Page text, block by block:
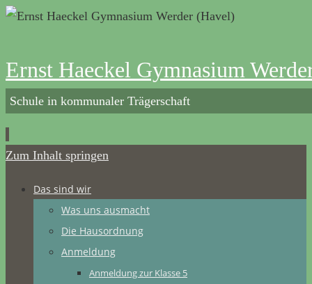
Ernst Haeckel Gymnasium
Schule in kommunaler Trägerschaft
Zum Inhalt springen
Das sind wir
Was uns ausmacht
Die Hausordnung
Anmeldung
Anmeldung zur Klasse 5